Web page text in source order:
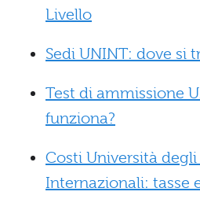
Livello
Sedi UNINT: dove si
Test di ammissione
funziona?
Costi Università degli
Internazionali: tasse